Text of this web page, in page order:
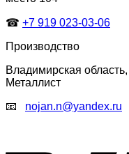
☎ +7 919 023-03-06
Производство
Владимирская
Металлист
📧 nojan.n@yandex.ru